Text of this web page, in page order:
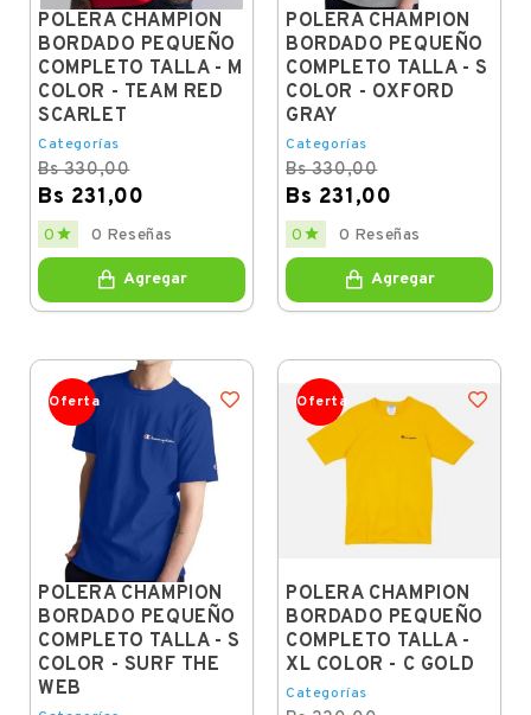
POLERA CHAMPION
BORDADO PEQUEÑO
COMPLETO TALLA - M
COLOR - TEAM RED
SCARLET
Categorías
Bs 330,00
Bs 231,00
Regular
price
Price
0  0 Reseñas
Agregar
POLERA CHAMPION
BORDADO PEQUEÑO
COMPLETO TALLA - S
COLOR - OXFORD
GRAY
Categorías
Bs 330,00
Bs 231,00
Regular
price
Price
0  0 Reseñas
Agregar
Oferta
POLERA CHAMPION
BORDADO PEQUEÑO
COMPLETO TALLA - S
COLOR - SURF THE
WEB
Oferta
POLERA CHAMPION
BORDADO PEQUEÑO
COMPLETO TALLA -
XL COLOR - C GOLD
Categorías